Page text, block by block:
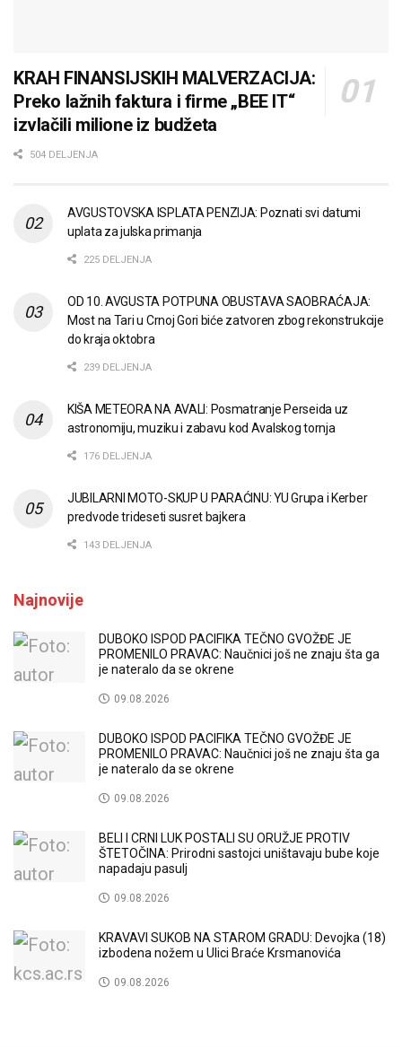
KRAH FINANSIJSKIH MALVERZACIJA:
Preko lažnih faktura i firme „BEE IT“
izvlačili milione iz budžeta
504 DELJENJA
AVGUSTOVSKA ISPLATA PENZIJA: Poznati svi datumi
uplata za julska primanja
225 DELJENJA
OD 10. AVGUSTA POTPUNA OBUSTAVA SAOBRAĆAJA:
Most na Tari u Crnoj Gori biće zatvoren zbog rekonstrukcije
do kraja oktobra
239 DELJENJA
KIŠA METEORA NA AVALI: Posmatranje Perseida uz
astronomiju, muziku i zabavu kod Avalskog tornja
176 DELJENJA
JUBILARNI MOTO-SKUP U PARAĆINU: YU Grupa i Kerber
predvode trideseti susret bajkera
143 DELJENJA
Najnovije
DUBOKO ISPOD PACIFIKA TEČNO GVOŽĐE JE
PROMENILO PRAVAC: Naučnici još ne znaju šta ga
je nateralo da se okrene
09.08.2026
DUBOKO ISPOD PACIFIKA TEČNO GVOŽĐE JE
PROMENILO PRAVAC: Naučnici još ne znaju šta ga
je nateralo da se okrene
09.08.2026
BELI I CRNI LUK POSTALI SU ORUŽJE PROTIV
ŠTETOČINA: Prirodni sastojci uništavaju bube koje
napadaju pasulj
09.08.2026
KRAVAVI SUKOB NA STAROM GRADU: Devojka (18)
izbodena nožem u Ulici Braće Krsmanovića
09.08.2026